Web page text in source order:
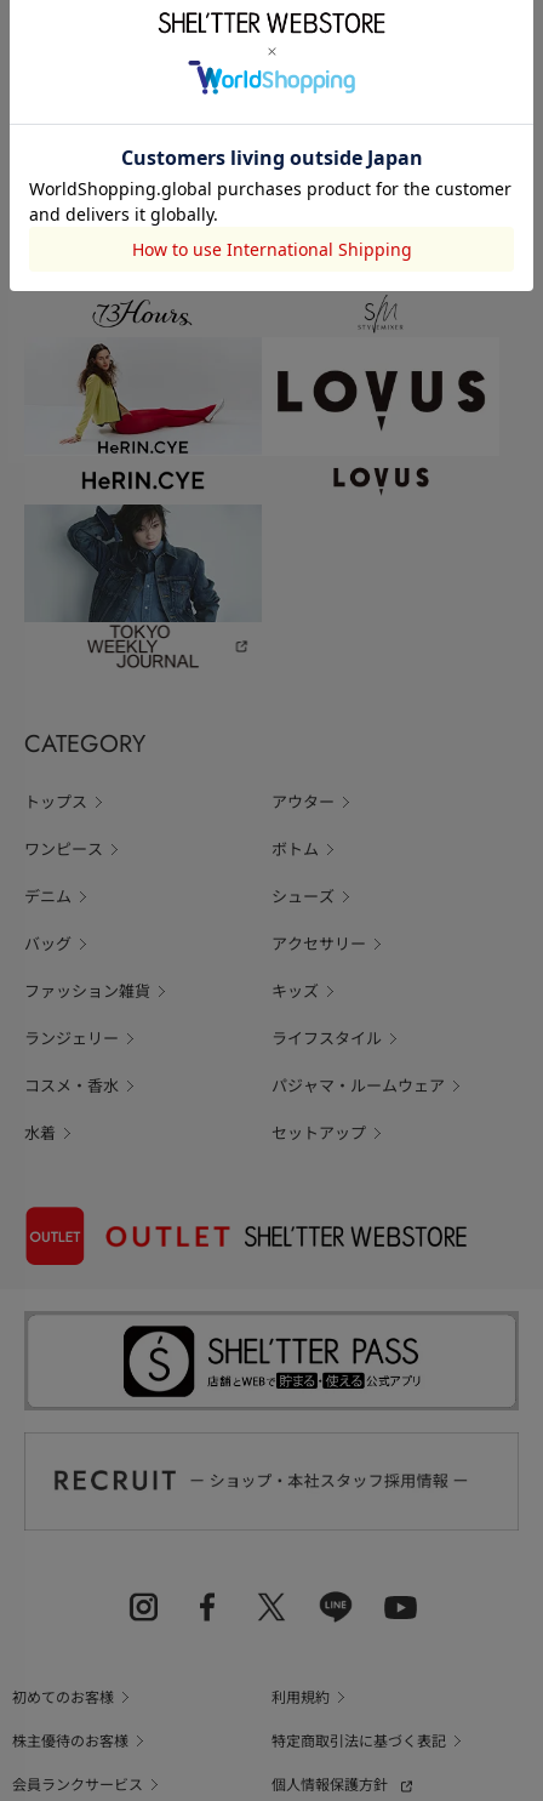
CATEGORY
トップス アウター
ワンピース ボトム
デニム シューズ
バッグ アクセサリー
ファッション雑貨 キッズ
ランジェリー ライフスタイル
コスメ・香水 パジャマ・ルームウェア
水着 セットアップ
初めてのお客様
利用規約
株主優待のお客様
特定商取引法に基づく表記
会員ランクサービス
個人情報保護方針